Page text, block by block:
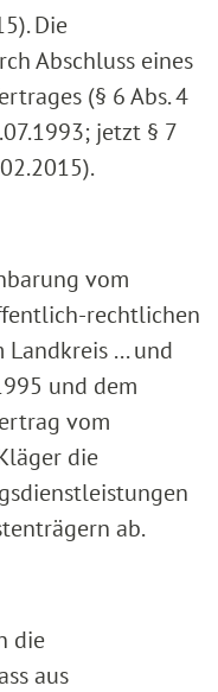
Die
Abschluss eines
(§ 6 Abs. 4
jetzt § 7
vom
rechtlichen
... und
und dem
vom
die
ab.
die
aus